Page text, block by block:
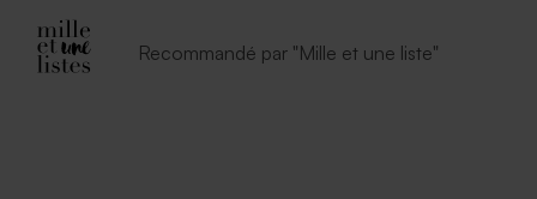
Recommandé par "Mille et une liste"